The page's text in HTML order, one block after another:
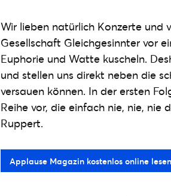
Wir lieben natürlich Konzerte und
Gesellschaft Gleichgesinnter vor
Euphorie und Watte kuscheln.
und stellen uns direkt neben die
versauen können. In der ersten
Reihe vor, die einfach nie, nie, nie
Ruppert.
Applause Magazin kostenlos online lesen